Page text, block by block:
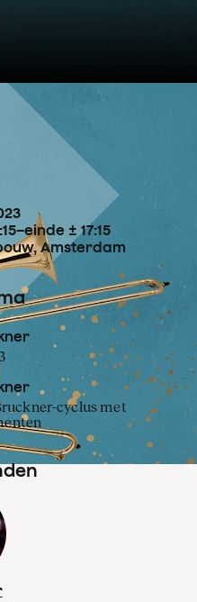
–einde ± 17:15
Amsterdam
cyclus met